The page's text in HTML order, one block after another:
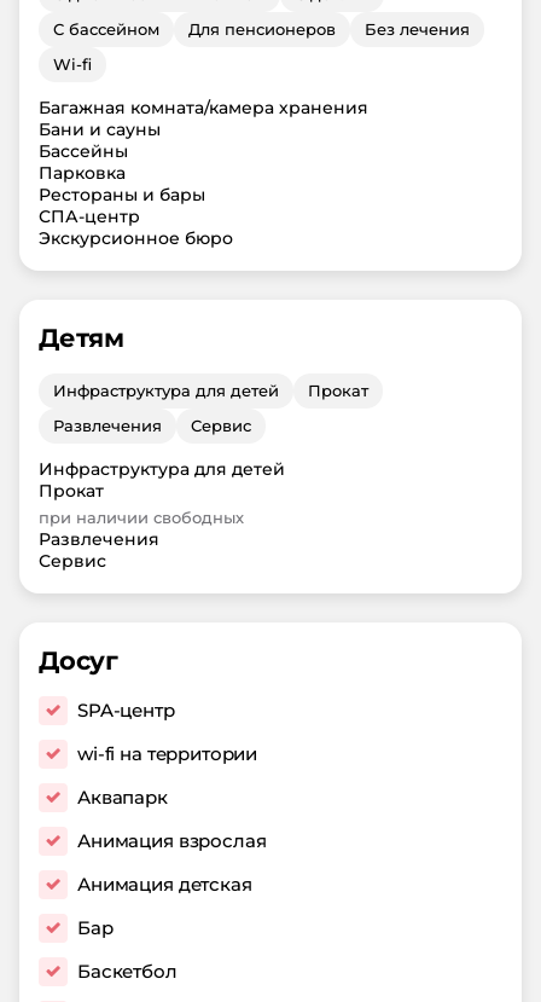
С бассейном
Для пенсионеров
Без лечения
Wi-fi
Багажная комната/камера хранения
Бани и сауны
Бассейны
Парковка
Рестораны и бары
СПА-центр
Экскурсионное бюро
Детям
Инфраструктура для детей
Прокат
Развлечения
Сервис
Инфраструктура для детей
Прокат
при наличии свободных
Развлечения
Сервис
Досуг
SPA-центр
wi-fi на территории
Аквапарк
Анимация взрослая
Анимация детская
Бар
Баскетбол